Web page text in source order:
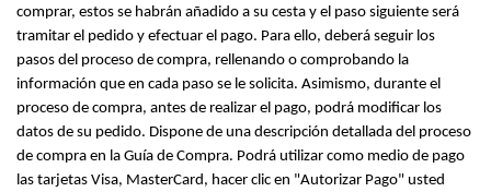
comprar, estos se habrán añadido a su cesta y el paso siguiente será
tramitar el pedido y efectuar el pago. Para ello, deberá seguir los
pasos del proceso de compra, rellenando o comprobando la
información que en cada paso se le solicita. Asimismo, durante el
proceso de compra, antes de realizar el pago, podrá modificar los
datos de su pedido. Dispone de una descripción detallada del proceso
de compra en la Guía de Compra. Podrá utilizar como medio de pago
las tarjetas Visa, MasterCard, hacer clic en "Autorizar Pago" usted